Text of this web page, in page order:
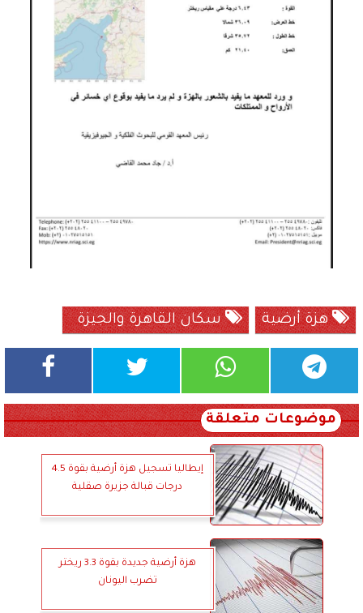
هزة أرضية سكان القاهرة والجيزة
موضوعات متعلقة
إيطاليا تسجيل هزة أرضية بقوة 4.5
درجات قبالة جزيرة صقلية
هزة أرضية جديدة بقوة 3.3 ريختر
تضرب اليونان